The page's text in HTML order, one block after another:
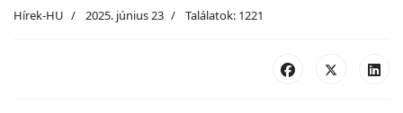
Hírek-HU 2025. június 23 Találatok: 1221